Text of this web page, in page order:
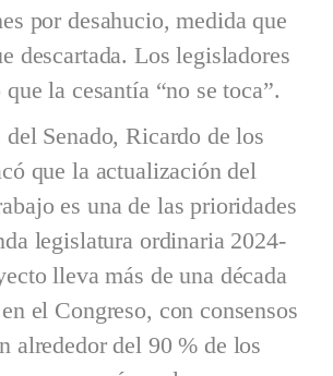
por desahucio, medida que
descartada. Los legisladores
la cesantía “no se toca”.
Senado, Ricardo de los
que la actualización del
es una de las prioridades
legislatura ordinaria 2024-
lleva más de una década
el Congreso, con consensos
alrededor del 90 % de los